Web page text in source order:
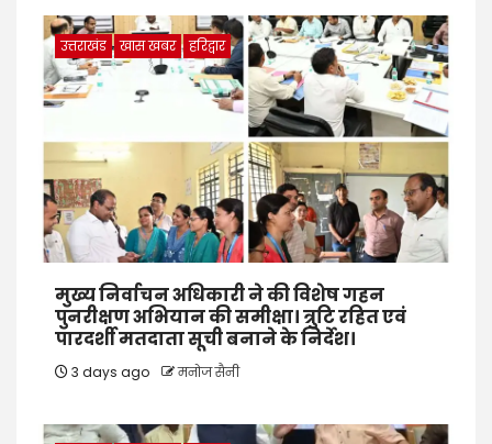
उत्तराखंड खास खबर हरिद्वार
मुख्य निर्वाचन अधिकारी ने की विशेष गहन
पुनरीक्षण अभियान की समीक्षा। त्रुटि रहित एवं
पारदर्शी मतदाता सूची बनाने के निर्देश।
3 days ago मनोज सैनी